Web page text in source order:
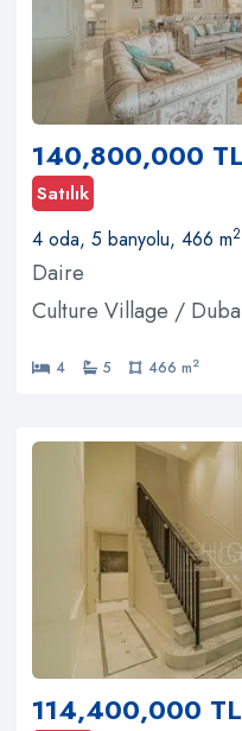
140,800,000 TL
Satılık
4 oda, 5 banyolu, 466 m2
Daire
Culture Village /
4 5 466 m2
114,400,000 TL